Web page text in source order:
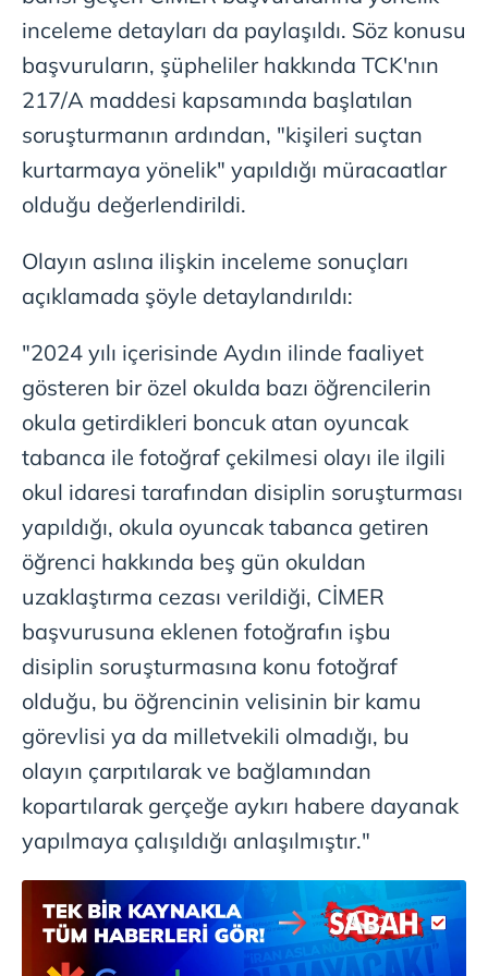
Sizlere daha iyi bir hizmet sunabilmek için İnternet
Sitemizde kendimize ve üçüncü kişilere ait çerezler
kullanılmaktadır. Bu çerezler vasıtasıyla çeşitli kişisel
verileriniz işlenmekte olup gerekli olan çerezler bilgi
toplumu hizmetlerinin sunulması amacıyla
kullanılmaktadır. Diğer çerezler, sitemizin daha işlevsel
kılınması ve kişiselleştirilmesi ve sizlere yönelik
reklam/pazarlama faaliyetlerinin yapılması, amaçlarıyla
Çerezlere ilişkin tercihlerinizi aşağıda yer alan panel
için Ayarlar butonuna tıklayabilir,
Çerez Bilgilendirme
Metnimizi
ziyaret edebilirsiniz.
6698 sayılı Kişisel Verilerin Korunması Kanunu uyarınca
hazırlanmış Aydınlatma Metnimizi okumak ve sitemizde
ilgili mevzuata uygun olarak kullanılan çerezlerle ilgili bilgi
almak için lütfentıklayınız.
inceleme detayları da paylaşıldı. Söz konusu
başvuruların, şüpheliler hakkında TCK'nın
217/A maddesi kapsamında başlatılan
soruşturmanın ardından, "kişileri suçtan
kurtarmaya yönelik" yapıldığı müracaatlar
olduğu değerlendirildi.
Olayın aslına ilişkin inceleme sonuçları
açıklamada şöyle detaylandırıldı:
"2024 yılı içerisinde Aydın ilinde faaliyet
gösteren bir özel okulda bazı öğrencilerin
okula getirdikleri boncuk atan oyuncak
tabanca ile fotoğraf çekilmesi olayı ile ilgili
okul idaresi tarafından disiplin soruşturması
yapıldığı, okula oyuncak tabanca getiren
öğrenci hakkında beş gün okuldan
uzaklaştırma cezası verildiği, CİMER
başvurusuna eklenen fotoğrafın işbu
disiplin soruşturmasına konu fotoğraf
olduğu, bu öğrencinin velisinin bir kamu
görevlisi ya da milletvekili olmadığı, bu
olayın çarpıtılarak ve bağlamından
kopartılarak gerçeğe aykırı habere dayanak
yapılmaya çalışıldığı anlaşılmıştır."